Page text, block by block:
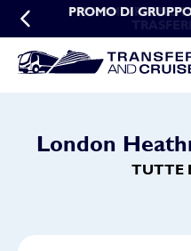
PROMO DI
PROMO
London
TUTTE